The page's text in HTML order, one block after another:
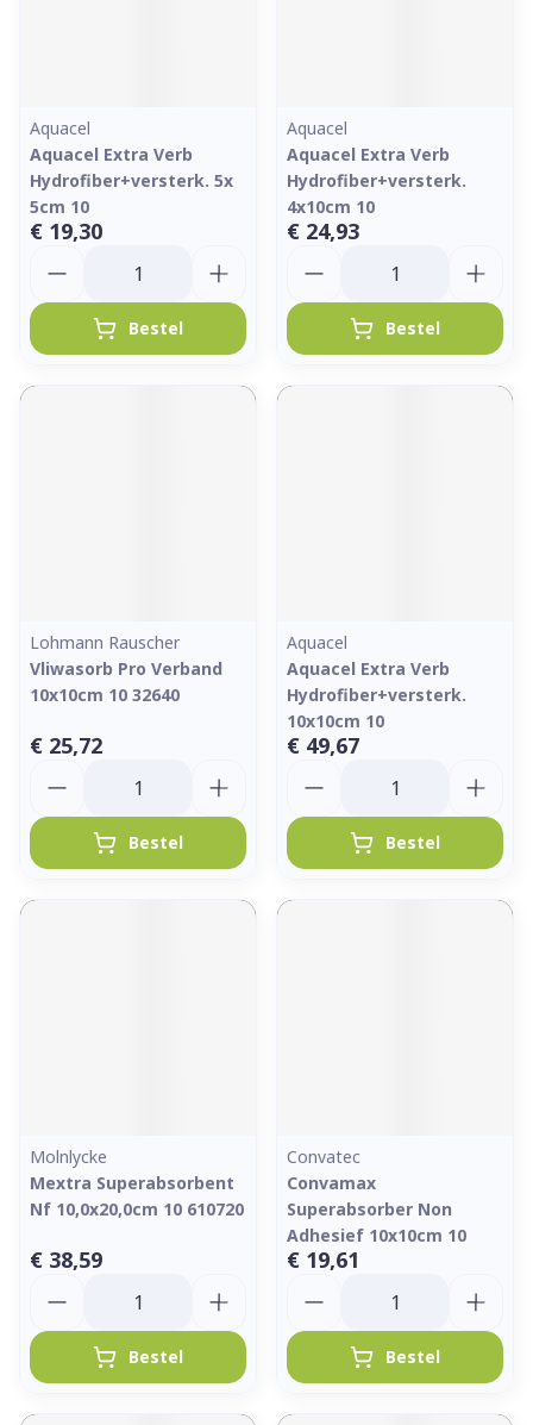
Aquacel
Aquacel Extra Verb
Hydrofiber+versterk. 5x
5cm 10
€ 19,30
Bestel
Aquacel
Aquacel Extra Verb
Hydrofiber+versterk.
4x10cm 10
€ 24,93
Bestel
Lohmann Rauscher
Vliwasorb Pro Verband
10x10cm 10 32640
€ 25,72
Bestel
Aquacel
Aquacel Extra Verb
Hydrofiber+versterk.
10x10cm 10
€ 49,67
Bestel
Molnlycke
Mextra Superabsorbent
Nf 10,0x20,0cm 10 610720
€ 38,59
Bestel
Convatec
Convamax
Superabsorber Non
Adhesief 10x10cm 10
€ 19,61
Bestel